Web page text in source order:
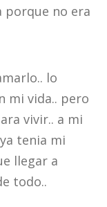
no era
lo
mi vida.. pero
vivir.. a mi
tenia mi
llegar a
todo..